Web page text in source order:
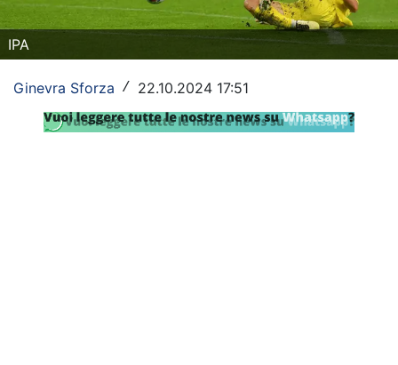
Tennis
Vela
SHOP LAZIO
Contatti
IPA
Ginevra Sforza / 22.10.2024 17:51